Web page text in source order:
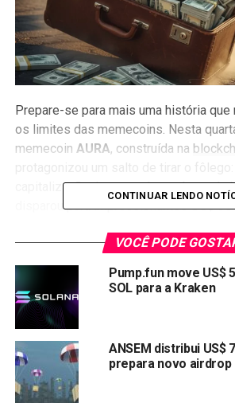
Prepare-se para mais uma história
os limites das memecoins. Nesta
memecoin AURA, construída na
capitalização de mercado modesta de
disparou para impressionantesUS$ 50
sobrancelhas. E não demorou muito
soar.
Praticamente instantâneo, um
criptomoedas ligou o sinal de fumaça,
“puxada de tapete” em andamento. A
essa escalada vertiginosa da AURA não
Poderia ser, e muito provavelmente é,
CONTINUAR LENDO
VOCÊ PODE
Pump.fun move US$
SOL para a Kraken
ANSEM distribui US$
prepara novo airdrop